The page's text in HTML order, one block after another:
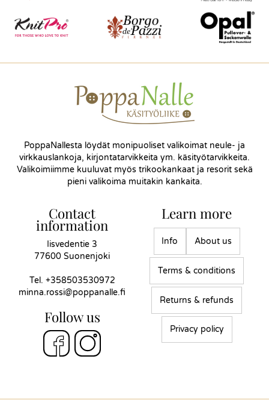
PoppaNallesta löydät monipuoliset valikoimat neule- ja
virkkauslankoja, kirjontatarvikkeita ym. käsityötarvikkeita.
Valikoimiimme kuuluvat myös trikookankaat ja resorit sekä
pieni valikoima muitakin kankaita.
Contact
information
Iisvedentie 3
77600 Suonenjoki
Tel. +358503530972
minna.rossi@poppanalle.fi
Follow us
Learn more
Info About us
Terms & conditions
Returns & refunds
Privacy policy